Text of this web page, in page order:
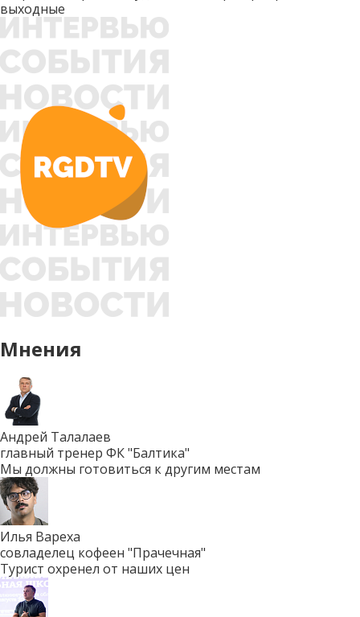
выходные
Мнения
Андрей Талалаев
главный тренер ФК "Балтика"
Мы должны готовиться к другим местам
Илья Вареха
совладелец кофеен "Прачечная"
Турист охренел от наших цен